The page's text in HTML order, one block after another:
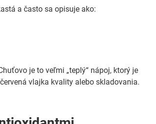
a často sa opisuje ako:
je to veľmi „teplý“ nápoj, ktorý je
vlajka kvality alebo skladovania.